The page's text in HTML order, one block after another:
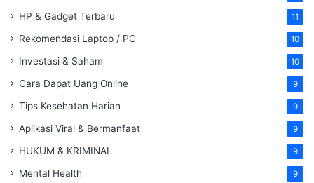
HP & Gadget Terbaru 11
Rekomendasi Laptop / PC 10
Investasi & Saham 10
Cara Dapat Uang Online 9
Tips Kesehatan Harian 9
Aplikasi Viral & Bermanfaat 9
HUKUM & KRIMINAL 9
Mental Health 9